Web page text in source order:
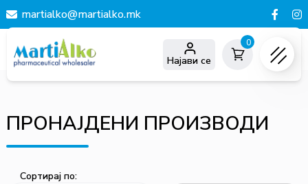
martialko@martialko.mk
Најави се
0
ПРОНАЈДЕНИ ПРОИЗВОДИ
Сортирај по: